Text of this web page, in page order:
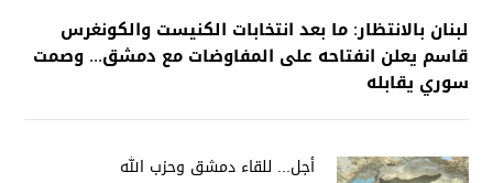
لبنان بالانتظار: ما بعد انتخابات الكنيست والكونغرس
قاسم يعلن انفتاحه على المفاوضات مع دمشق... وصمت
سوري يقابله
أجل... للقاء دمشق وحزب الله